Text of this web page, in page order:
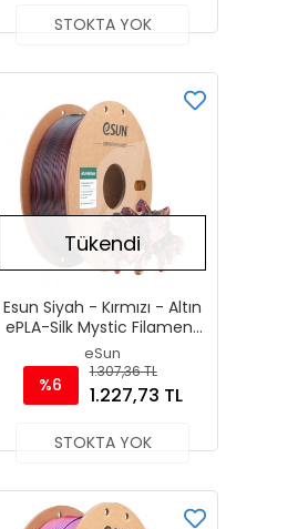
STOKTA YOK
Tükendi
Esun Siyah - Kırmızı - Altın
ePLA-Silk Mystic Filament
1.75 mm 1000gr
eSun
%6
1.307,36 TL
1.227,73 TL
STOKTA YOK